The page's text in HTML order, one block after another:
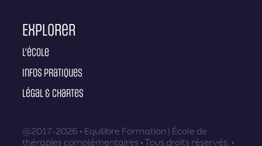
Explorer
L'école
Infos pratiques
Légal & Chartes
@2017-2026 • Equilibre Formation | École de
thérapies complémentaires • Tous droits réservés. •